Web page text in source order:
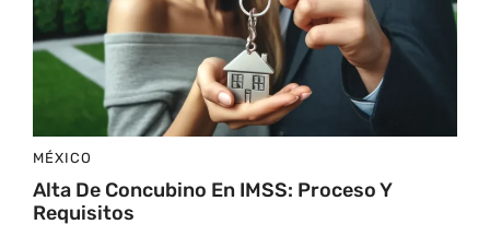
MÉXICO
Alta De Concubino En IMSS: Proceso Y
Requisitos